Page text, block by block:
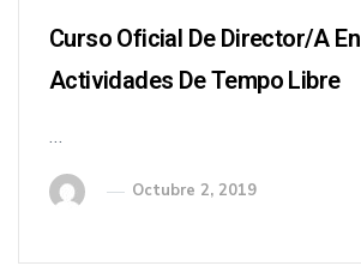
Curso Oficial De Director/a En
Actividades De Tempo Libre
…
Octubre 2, 2019